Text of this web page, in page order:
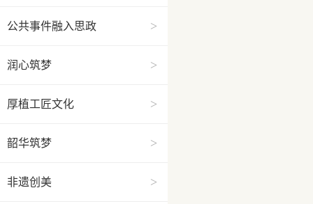
公共事件融入思政 >
润心筑梦 >
厚植工匠文化 >
韶华筑梦 >
非遗创美 >